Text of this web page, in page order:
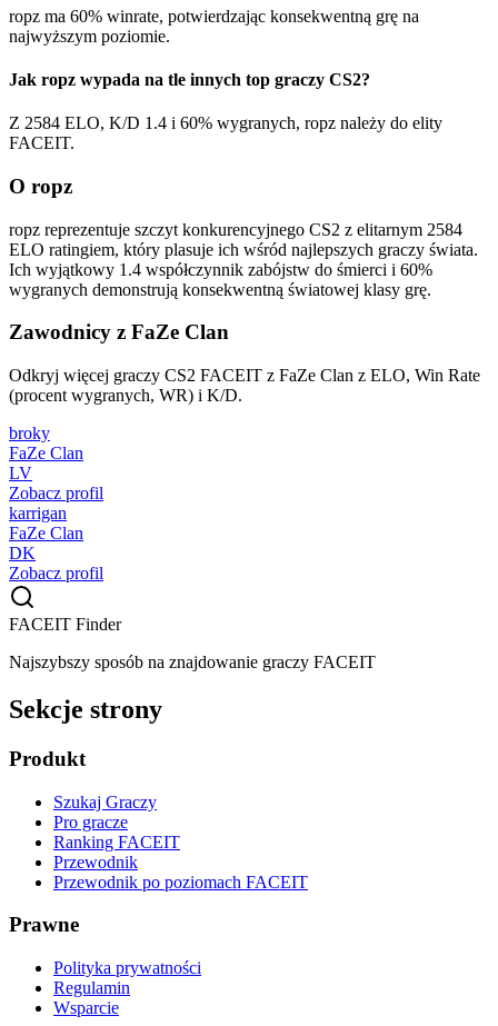
ropz ma 60% winrate, potwierdzając konsekwentną grę na
najwyższym poziomie.
Jak ropz wypada na tle innych top graczy CS2?
Z 2584 ELO, K/D 1.4 i 60% wygranych, ropz należy do elity
FACEIT.
O ropz
ropz reprezentuje szczyt konkurencyjnego CS2 z elitarnym 2584
ELO ratingiem, który plasuje ich wśród najlepszych graczy świata.
Ich wyjątkowy 1.4 współczynnik zabójstw do śmierci i 60%
wygranych demonstrują konsekwentną światowej klasy grę.
Zawodnicy z FaZe Clan
Odkryj więcej graczy CS2 FACEIT z FaZe Clan z ELO, Win Rate
(procent wygranych, WR) i K/D.
broky
FaZe Clan
LV
Zobacz profil
karrigan
FaZe Clan
DK
Zobacz profil
FACEIT Finder
Najszybszy sposób na znajdowanie graczy FACEIT
Sekcje strony
Produkt
Szukaj Graczy
Pro gracze
Ranking FACEIT
Przewodnik
Przewodnik po poziomach FACEIT
Prawne
Polityka prywatności
Regulamin
Wsparcie